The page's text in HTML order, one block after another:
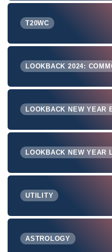
T20WC
LOOKBACK 2024:
LOOKBACK NEW YEAR
LOOKBACK NEW YEAR
UTILITY
ASTROLOGY